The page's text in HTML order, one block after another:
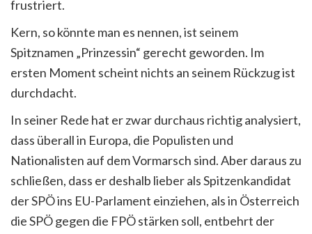
frustriert.
Kern, so könnte man es nennen, ist seinem
Spitznamen „Prinzessin“ gerecht geworden. Im
ersten Moment scheint nichts an seinem Rückzug ist
durchdacht.
In seiner Rede hat er zwar durchaus richtig analysiert,
dass überall in Europa, die Populisten und
Nationalisten auf dem Vormarsch sind. Aber daraus zu
schließen, dass er deshalb lieber als Spitzenkandidat
der SPÖ ins EU-Parlament einziehen, als in Österreich
die SPÖ gegen die FPÖ stärken soll, entbehrt der